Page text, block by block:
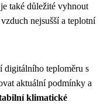
také důležité vyhnout
nejsušší a teplotní
teploměru s
aktuální podmínky a
klimatické